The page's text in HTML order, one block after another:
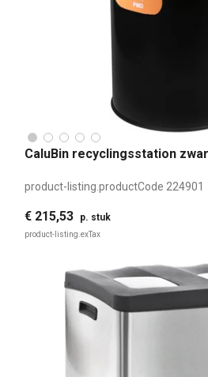
CaluBin recyclingsstation
product-listing.productCode 224901
€ 215,53 p. stuk
product-listing.exTax